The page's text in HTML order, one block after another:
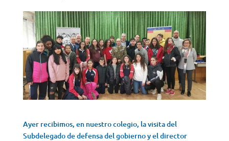
Ayer recibimos, en nuestro colegio, la visita del
Subdelegado de defensa del gobierno y el director